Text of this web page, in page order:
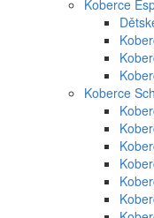
Koberce
Koberce